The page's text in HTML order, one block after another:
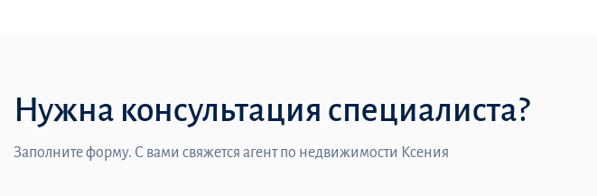
Нужна консультация специалиста?
Заполните форму. С вами свяжется агент по недвижимости Ксения